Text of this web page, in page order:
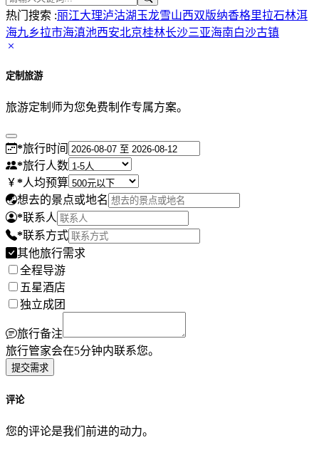
热门搜索 :丽江大理泸沽湖 玉龙雪山西双版纳香格里拉石林洱
海九乡拉市海滇池西安北京桂林长沙三亚海南白沙古镇
定制旅游
旅游定制师为您免费制作专属方案。
*旅行时间
*旅行人数
*人均预算
想去的景点或地名
*联系人
*联系方式
其他旅行需求
全程导游
五星酒店
独立成团
旅行备注
旅行管家会在5分钟内联系您。
提交需求
评论
您的评论是我们前进的动力。